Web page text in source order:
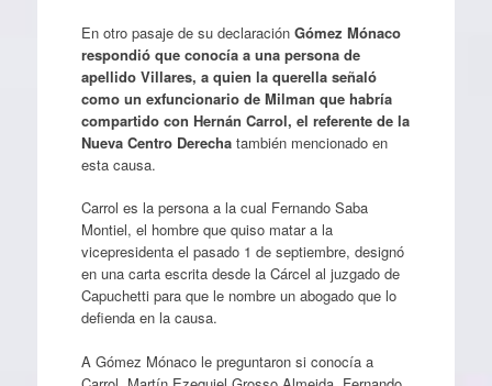
En otro pasaje de su declaración Gómez Mónaco
respondió que conocía a una persona de
apellido Villares, a quien la querella señaló
como un exfuncionario de Milman que habría
compartido con Hernán Carrol, el referente de la
Nueva Centro Derechatambién mencionado en
esta causa.
Carrol es la persona a la cual Fernando Saba
Montiel, el hombre que quiso matar a la
vicepresidenta el pasado 1 de septiembre, designó
en una carta escrita desde la Cárcel al juzgado de
Capuchetti para que le nombre un abogado que lo
defienda en la causa.
A Gómez Mónaco le preguntaron si conocía a